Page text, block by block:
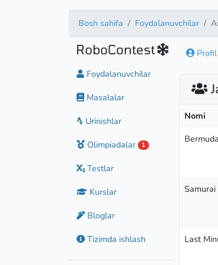
Bosh sahifa Foydalanuvchilar
RoboContest
Foydalanuvchilar
Masalalar
Urinishlar
Olimpiadalar
1
Testlar
Kurslar
Bloglar
Tizimda ishlash
Profil
Nomi
Last